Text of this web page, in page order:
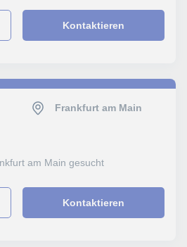
Kontaktieren
Frankfurt am Main
am Main gesucht
Kontaktieren